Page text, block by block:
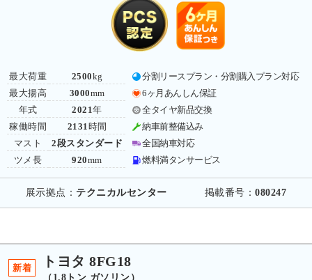
最大荷重
最大揚高
年式
稼働時間
マスト
ツメ長
2500kg
3000mm
2021年
2131 時間
2段スタンダード
920mm
分割リースプラン・分割購入プラン対応
6ヶ月あんしん保証
全タイヤ新品交換
納車前整備込み
全国納車対応
燃料満タンサービス
展示拠点： テクニカルセンター 掲載番号：080247
新着 トヨタ 8FG18
（1.8トン ガソリン）